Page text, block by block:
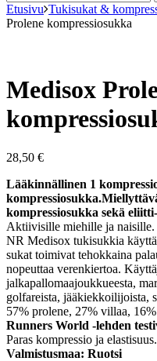
Etusivu Tukisukat &
Prolene kompressiosukka
Medisox
28,50 €
Lääkinnällinen 1
kompressiosukka.
kompressiosukka sekä
Aktiivisille miehille ja naisille.
NR Medisox tukisukkia
sukat toimivat tehokkaina
nopeuttaa verenkiertoa.
jalkapallomaajoukkueesta,
golfareista, jääkiekkoilijoista,
57% prolene, 27% villaa,
Runners World -lehden
Paras kompressio ja elastisuus.
Valmistusmaa: Ruotsi